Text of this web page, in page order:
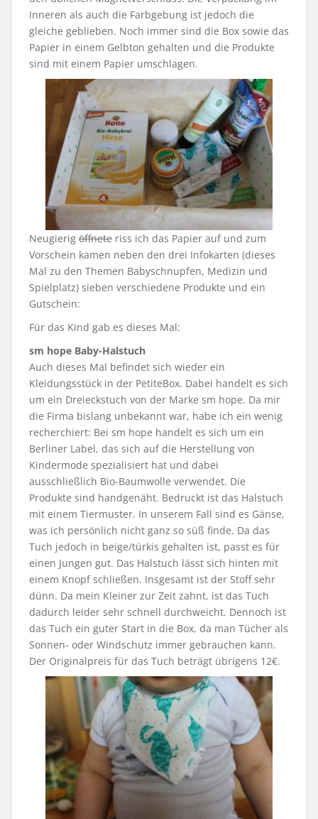
Inneren als auch die Farbgebung ist jedoch die
gleiche geblieben. Noch immer sind die Box sowie das
Papier in einem Gelbton gehalten und die Produkte
sind mit einem Papier umschlagen.
Neugierig öffnete riss ich das Papier auf und zum
Vorschein kamen neben den drei Infokarten (dieses
Mal zu den Themen Babyschnupfen, Medizin und
Spielplatz) sieben verschiedene Produkte und ein
Gutschein:
Für das Kind gab es dieses Mal:
sm hope Baby-Halstuch
Auch dieses Mal befindet sich wieder ein
Kleidungsstück in der PetiteBox. Dabei handelt es sich
um ein Dreieckstuch von der Marke sm hope. Da mir
die Firma bislang unbekannt war, habe ich ein wenig
recherchiert: Bei sm hope handelt es sich um ein
Berliner Label, das sich auf die Herstellung von
Kindermode spezialisiert hat und dabei
ausschließlich Bio-Baumwolle verwendet. Die
Produkte sind handgenäht. Bedruckt ist das Halstuch
mit einem Tiermuster. In unserem Fall sind es Gänse,
was ich persönlich nicht ganz so süß finde. Da das
Tuch jedoch in beige/türkis gehalten ist, passt es für
einen Jungen gut. Das Halstuch lässt sich hinten mit
einem Knopf schließen. Insgesamt ist der Stoff sehr
dünn. Da mein Kleiner zur Zeit zahnt, ist das Tuch
dadurch leider sehr schnell durchweicht. Dennoch ist
das Tuch ein guter Start in die Box, da man Tücher als
Sonnen- oder Windschutz immer gebrauchen kann.
Der Originalpreis für das Tuch beträgt übrigens 12€.